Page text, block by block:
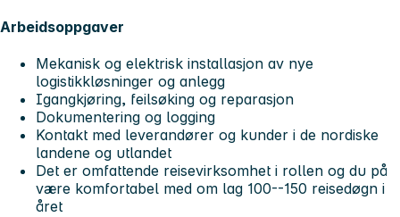
Arbeidsoppgaver
Mekanisk og elektrisk installasjon av nye
logistikkløsninger og anlegg
Igangkjøring, feilsøking og reparasjon
Dokumentering og logging
Kontakt med leverandører og kunder i de nordiske
landene og utlandet
Det er omfattende reisevirksomhet i rollen og du på
være komfortabel med om lag 100--150 reisedøgn i
året